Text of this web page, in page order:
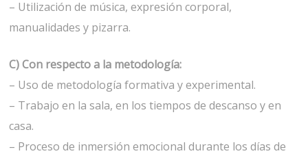
– Utilización de música, expresión corporal,
manualidades y pizarra.
C) Con respecto a la metodología:
– Uso de metodología formativa y experimental.
– Trabajo en la sala, en los tiempos de descanso y en
casa.
– Proceso de inmersión emocional durante los días de